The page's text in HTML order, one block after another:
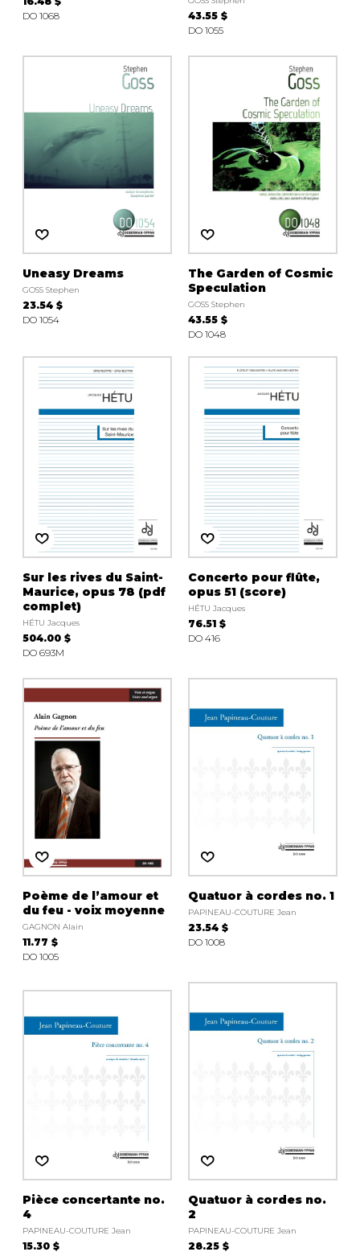
DO 1068
43.55 $
DO 1055
Uneasy Dreams
GOSS Stephen
23.54 $
DO 1054
The Garden of Cosmic
Speculation
GOSS Stephen
43.55 $
DO 1048
Sur les rives du Saint-
Maurice, opus 78 (pdf
complet)
HÉTU Jacques
504.00 $
DO 693M
Concerto pour flûte,
opus 51 (score)
HÉTU Jacques
76.51 $
DO 416
Poème de l’amour et
du feu - voix moyenne
GAGNON Alain
11.77 $
DO 1005
Quatuor à cordes no. 1
PAPINEAU-COUTURE Jean
23.54 $
DO 1008
Pièce concertante no.
4
PAPINEAU-COUTURE Jean
15.30 $
Quatuor à cordes no.
2
PAPINEAU-COUTURE Jean
28.25 $